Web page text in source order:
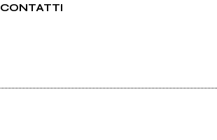
CONTATTI